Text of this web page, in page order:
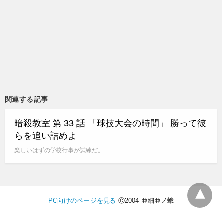
関連する記事
暗殺教室 第 33 話 「球技大会の時間」 勝って彼
らを追い詰めよ
楽しいはずの学校行事が試練だ。…
PC向けのページを見る Ⓒ2004 亜細亜ノ蛾